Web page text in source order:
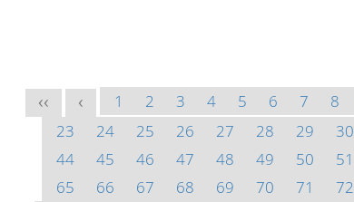
<< < 1 2 3 4 5 6 7 8
23
24 25 26 27 28 29 30
44
45 46 47 48 49 50 51
65
66 67 68 69 70 71 72